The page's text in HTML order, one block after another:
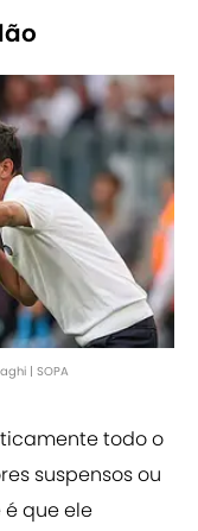
| SOPA
todo o
suspensos ou
que ele